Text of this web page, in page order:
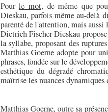
Pourle mot, de même que
Dieskau, parfois même au-delà
parenté de l'attention, mais aussi
Dietrich Fischer-Dieskau
la syllabe, proposant des
Matthias Goerne adopte pour
phrases, fondée sur le
esthétique du dégradé
maîtrise les nuances
Matthias Goerne, outre sa